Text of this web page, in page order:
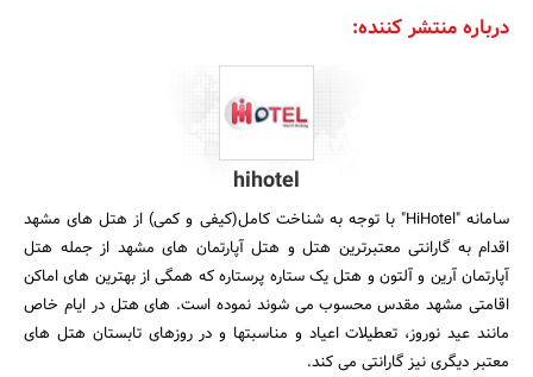
درباره منتشر کننده:
hihotel
سامانه "HiHotel" با توجه به شناخت کامل(کیفی و کمی) از هتل های مشهد
اقدام به گارانتی معتبرترین هتل و هتل آپارتمان های مشهد از جمله هتل
آپارتمان آرین و آلتون و هتل یک ستاره پرستاره که همگی از بهترین های اماکن
اقامتی مشهد مقدس محسوب می شوند نموده است. های هتل در ایام خاص
مانند عید نوروز، تعطیلات اعیاد و مناسبتها و در روزهای تابستان هتل های
معتبر دیگری نیز گارانتی می کند.